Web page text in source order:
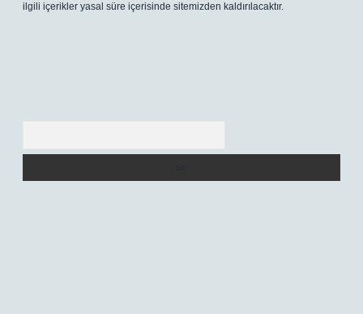
ilgili içerikler yasal süre içerisinde sitemizden kaldırılacaktır.